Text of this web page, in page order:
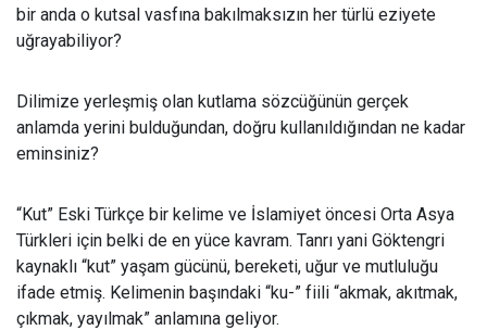
bir anda o kutsal vasfına bakılmaksızın her türlü eziyete
uğrayabiliyor?
Dilimize yerleşmiş olan kutlama sözcüğünün gerçek
anlamda yerini bulduğundan, doğru kullanıldığından ne kadar
eminsiniz?
“Kut” Eski Türkçe bir kelime ve İslamiyet öncesi Orta Asya
Türkleri için belki de en yüce kavram. Tanrı yani Göktengri
kaynaklı “kut” yaşam gücünü, bereketi, uğur ve mutluluğu
ifade etmiş. Kelimenin başındaki “ku-” fiili “akmak, akıtmak,
çıkmak, yayılmak” anlamına geliyor.